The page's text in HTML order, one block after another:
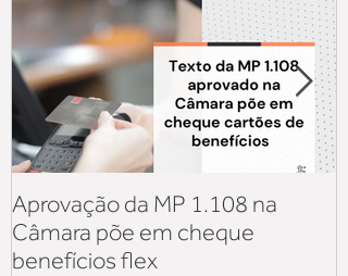
Aprovação da MP 1.108 na
Câmara põe em cheque
benefícios flex